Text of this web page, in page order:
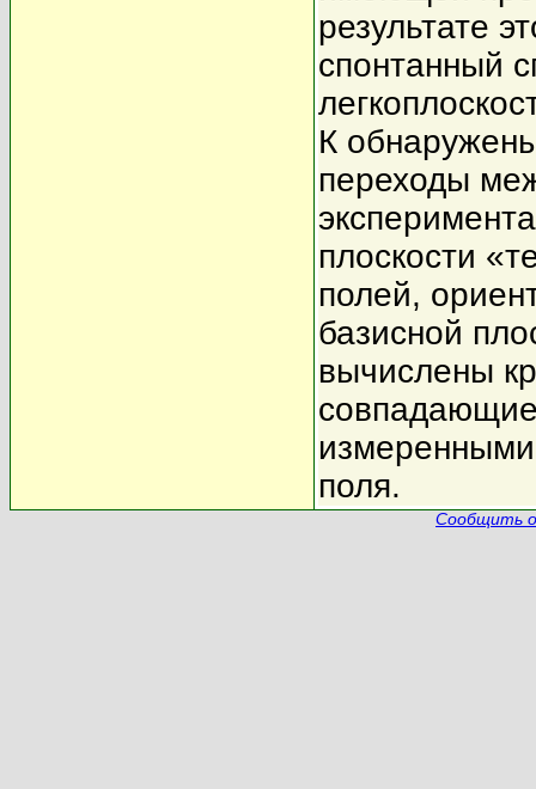
результате
спонтанный
К
переходы
плоскости
полей,
базисной
вычислены
поля.
Сообщить о